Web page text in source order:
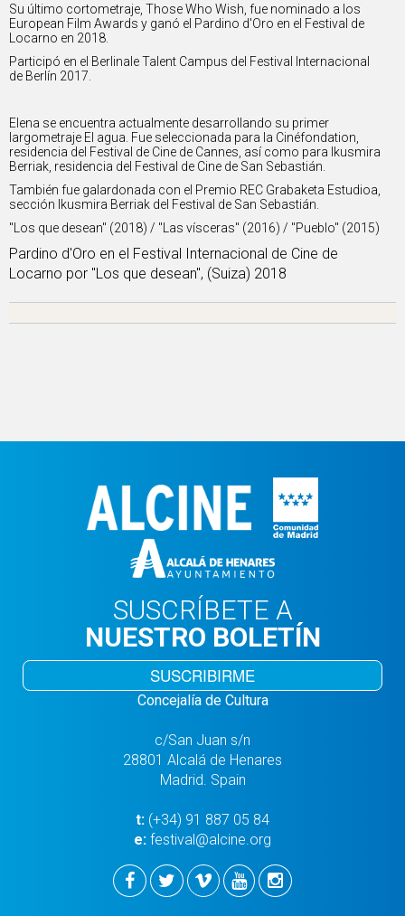
Su último cortometraje, Those Who Wish, fue nominado a los
European Film Awards y ganó el Pardino d'Oro en el Festival de
Locarno en 2018.
Participó en el Berlinale Talent Campus del Festival Internacional
de Berlín 2017.
Elena se encuentra actualmente desarrollando su primer
largometraje El agua. Fue seleccionada para la Cinéfondation,
residencia del Festival de Cine de Cannes, así como para Ikusmira
Berriak, residencia del Festival de Cine de San Sebastián.
También fue galardonada con el Premio REC Grabaketa Estudioa,
sección Ikusmira Berriak del Festival de San Sebastián.
"Los que desean" (2018) / "Las vísceras" (2016) / "Pueblo" (2015)
Pardino d'Oro en el Festival Internacional de Cine de
Locarno por "Los que desean", (Suiza) 2018
SUSCRÍBETE A
NUESTRO BOLETÍN
SUSCRIBIRME
Concejalía de Cultura
c/San Juan s/n
28801 Alcalá de Henares
Madrid. Spain
t: (+34) 91 887 05 84
e: festival@alcine.org